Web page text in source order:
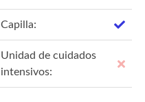
Capilla:
Unidad de cuidados
intensivos: